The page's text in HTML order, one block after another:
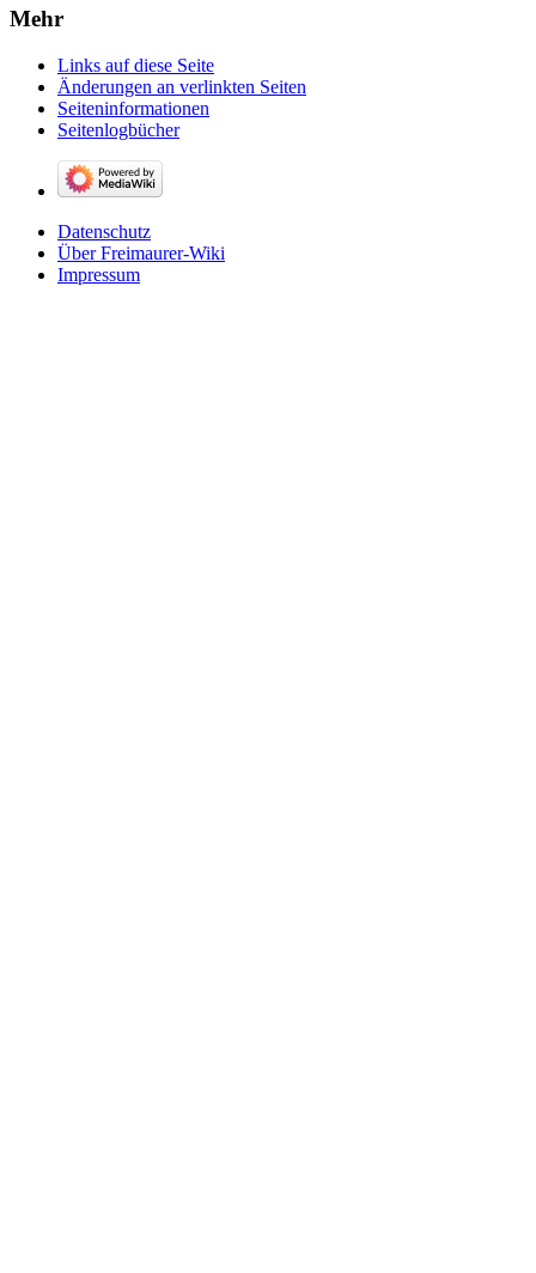
Mehr
Links auf diese Seite
Änderungen an verlinkten Seiten
Seiten­­informationen
Seitenlogbücher
Datenschutz
Über Freimaurer-Wiki
Impressum